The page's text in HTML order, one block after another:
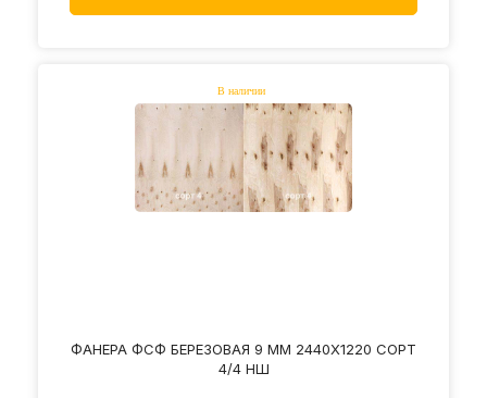
ФАНЕРА ФСФ БЕРЕЗОВАЯ 9 ММ 2440Х1220 СОРТ
4/4 НШ